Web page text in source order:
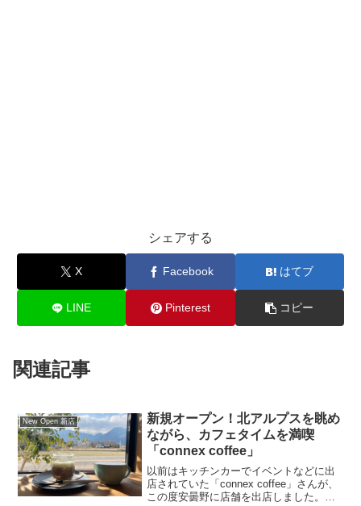
シェアする
X Facebook はてブ
LINE Pinterest コピー
関連記事
New Open 新店
新規オープン！北アルプスを眺め
ながら、カフェタイムを満喫
「connex coffee」
以前はキッチンカーでイベントなどに出
店されていた「connex coffee」さんが、
この度安曇野に店舗を出店しました。お